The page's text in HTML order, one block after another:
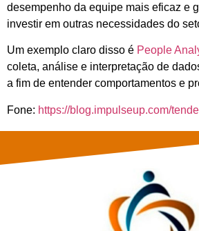
desempenho da equipe mais eficaz e
investir em outras necessidades do
Um exemplo claro disso é People
coleta, análise e interpretação de
a fim de entender comportamentos e
Fone: https://blog.impulseup.com/